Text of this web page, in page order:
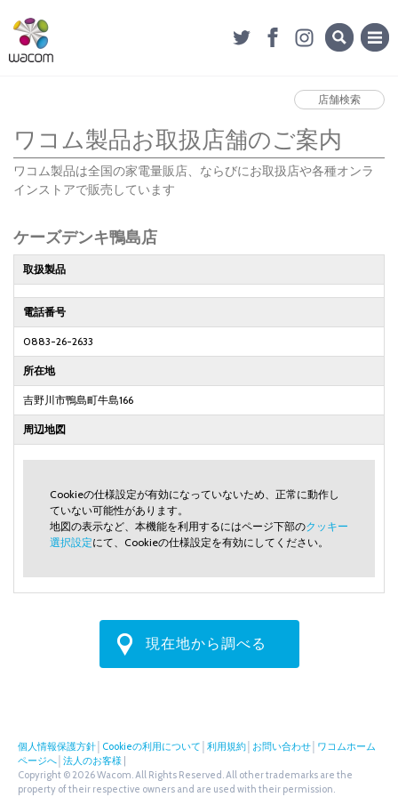
店舗検索
ワコム製品お取扱店舗のご案内
ワコム製品は全国の家電量販店、ならびにお取扱店や各種オンラ
インストアで販売しています
ケーズデンキ鴨島店
取扱製品
電話番号
0883-26-2633
所在地
吉野川市鴨島町牛島166
周辺地図
Cookieの仕様設定が有効になっていないため、正常に動作し
ていない可能性があります。
地図の表示など、本機能を利用するにはページ下部のクッキー
選択設定にて、Cookieの仕様設定を有効にしてください。
現在地から調べる
個人情報保護方針 Cookieの利用について 利用規約 お問い合わせ ワコムホーム
ページへ 法人のお客様
Copyright © 2026 Wacom. All Rights Reserved. All other trademarks are the
property of their respective owners and are used with their permission.